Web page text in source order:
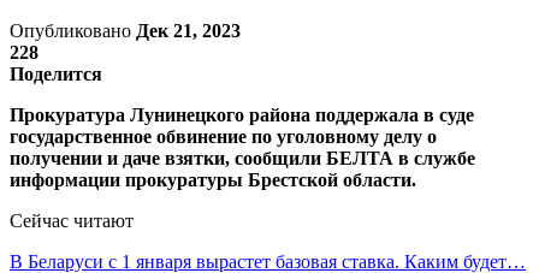
Опубликовано Дек 21, 2023
228
Поделится
Прокуратура Лунинецкого района поддержала в суде
государственное обвинение по уголовному делу о
получении и даче взятки, сообщили БЕЛТА в службе
информации прокуратуры Брестской области.
Сейчас читают
В Беларуси с 1 января вырастет базовая ставка. Каким будет…